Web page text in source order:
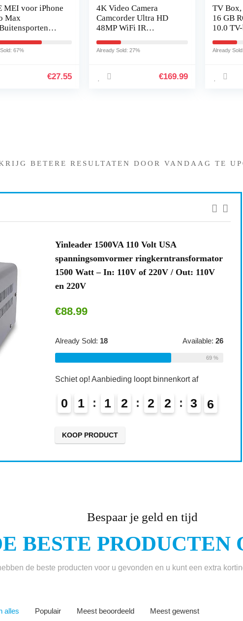
MEI voor iPhone
Max
Cover
67%
€27.55
4K Video Camera
Camcorder Ultra HD
48MP WiFi IR
Camera voor YouTube,
Touch Screen Camera
Already Sold: 27%
€169.99
TV
16 GB
10.0
2,4 GHz
Already
BETERE RESULTATEN DOOR VANDAAG TE
Yinleader 1500VA 110 Volt USA
spanningsomvormer ringkerntransformator
1500 Watt – In: 110V of 220V / Out: 110V
en 220V
€88.99
Already Sold: 18 Available: 26
69 %
Schiet op! Aanbieding loopt binnenkort af
0 1 1 2 2 2 3
4
5
KOOP PRODUCT
Bespaar je geld en tijd
BESTE PRODUCTEN
de beste producten voor u gevonden en u kunt een extra
alles Populair Meest beoordeeld Meest gewenst